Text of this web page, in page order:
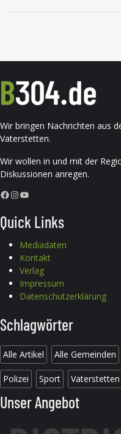
Wir bringen Nachrichten aus
Vaterstetten.
Wir wollen in und mit der
Diskussionen anregen.
Facebook InstagramYouTube
Quick Links
Mediadaten
Kontakt
Verlag
Impressum
Datenschutzerklärung
Schlagwörter
Alle Artikel Alle Gemeinden
Polizei Sport Vaterstetten
Unser Angebot